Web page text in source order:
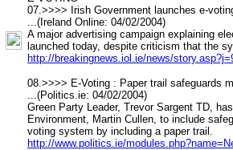
07.>>>> Irish Government launches e-
...(Ireland Online: 04/02/2004)
A major advertising campaign explaining
launched today, despite criticism that the
http://breakingnews.iol.ie/news/
08.>>>> E-Voting : Paper trail safeguards
...(Politics.ie: 04/02/2004)
Green Party Leader, Trevor Sargent TD,
Environment, Martin Cullen, to include
voting system by including a paper trail.
http://www.politics.ie/